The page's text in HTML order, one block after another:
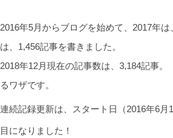
2016年5月からブログを始めて、2017年
は、1,456記事を書きました。
2018年12月現在の記事数は、3,184記事
るワザです。
連続記録更新は、スタート日（2016年6月
目になりました！